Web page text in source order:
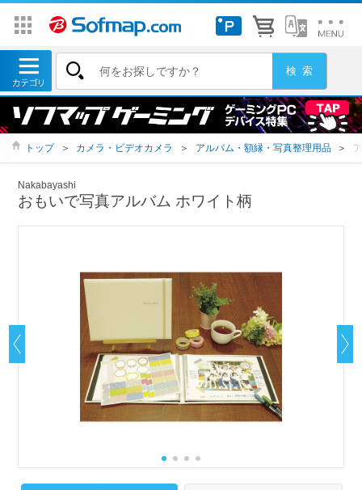
トップ ＞ カメラ・ビデオカメラ ＞ アルバム・額縁・写真整理用品 ＞
Nakabayashi
おもいで写真アルバム ホワイト柄